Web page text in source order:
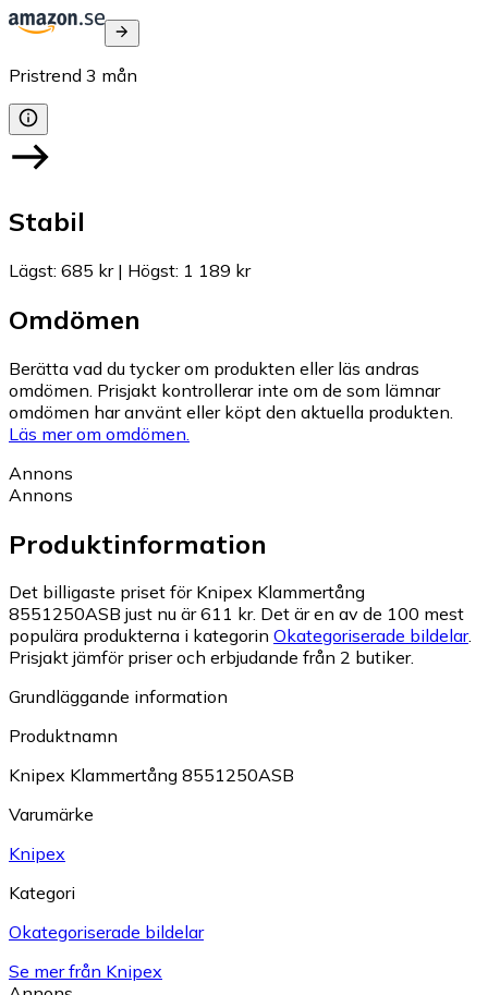
Pristrend 3 mån
Stabil
Lägst: 685 kr| Högst: 1 189 kr
Omdömen
Berätta vad du tycker om produkten eller läs andras
omdömen. Prisjakt kontrollerar inte om de som lämnar
omdömen har använt eller köpt den aktuella produkten.
Läs mer om omdömen.
Annons
Annons
Produktinformation
Det billigaste priset för Knipex Klammertång
8551250ASB just nu är 611 kr. Det är en av de 100 mest
populära produkterna i kategorin Okategoriserade bildelar.
Prisjakt jämför priser och erbjudande från 2 butiker.
Grundläggande information
Produktnamn
Knipex Klammertång 8551250ASB
Varumärke
Knipex
Kategori
Okategoriserade bildelar
Se mer från Knipex